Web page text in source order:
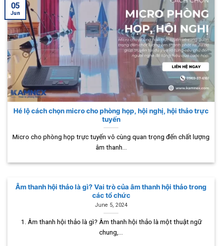
Hé lộ cách chọn micro cho phòng họp, hội nghị, hội thảo trực
tuyến
Micro cho phòng họp trực tuyến vô cùng quan trọng đến chất lượng
âm thanh...
05
Jun
Âm thanh hội thảo là gì? Vai trò của âm thanh hội thảo trong
các tổ chức
June 5, 2024
1. Âm thanh hội thảo là gì? Âm thanh hội thảo là một thuật ngữ
chung,...